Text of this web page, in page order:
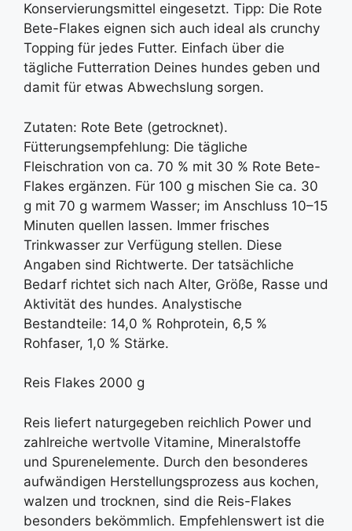
Konservierungsmittel eingesetzt. Tipp: Die Rote
Bete-Flakes eignen sich auch ideal als crunchy
Topping für jedes Futter. Einfach über die
tägliche Futterration Deines hundes geben und
damit für etwas Abwechslung sorgen.
Zutaten: Rote Bete (getrocknet).
Fütterungsempfehlung: Die tägliche
Fleischration von ca. 70 % mit 30 % Rote Bete-
Flakes ergänzen. Für 100 g mischen Sie ca. 30
g mit 70 g warmem Wasser; im Anschluss 10–15
Minuten quellen lassen. Immer frisches
Trinkwasser zur Verfügung stellen. Diese
Angaben sind Richtwerte. Der tatsächliche
Bedarf richtet sich nach Alter, Größe, Rasse und
Aktivität des hundes. Analystische
Bestandteile: 14,0 % Rohprotein, 6,5 %
Rohfaser, 1,0 % Stärke.
Reis Flakes 2000 g
Reis liefert naturgegeben reichlich Power und
zahlreiche wertvolle Vitamine, Mineralstoffe
und Spurenelemente. Durch den besonderes
aufwändigen Herstellungsprozess aus kochen,
walzen und trocknen, sind die Reis-Flakes
besonders bekömmlich. Empfehlenswert ist die